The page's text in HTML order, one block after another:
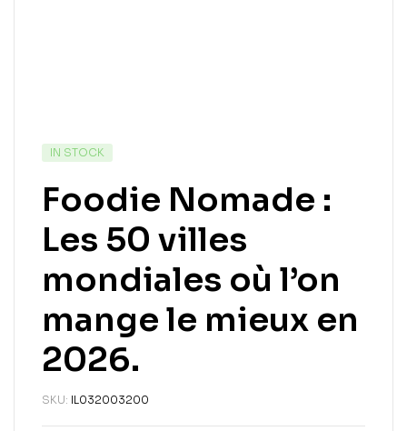
IN STOCK
Foodie Nomade :
Les 50 villes
mondiales où l’on
mange le mieux en
2026.
SKU: IL032003200